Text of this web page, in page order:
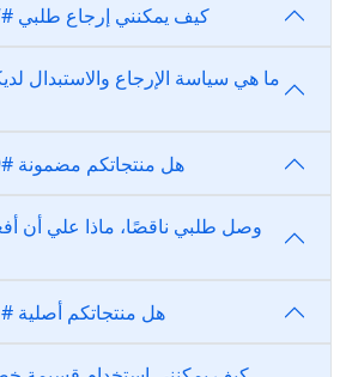
Ala Green Çay كيف يمكنني إرجاع طلبي #17
Ala Green Çay هل منتجاتكم مضمونة #19
Ala Green Çay هل منتجاتكم أصلية #21